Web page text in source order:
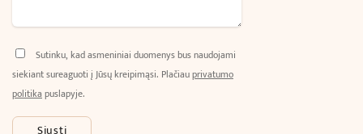
Sutinku, kad asmeniniai duomenys bus naudojami
siekiant sureaguoti į Jūsų kreipimąsi. Plačiauprivatumo
politikapuslapyje.